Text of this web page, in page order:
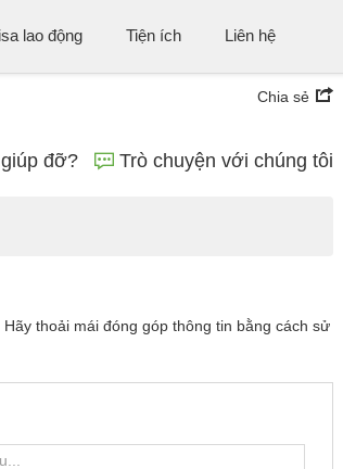
lao động Tiện ích Liên hệ
Chia sẻ
đỡ? Trò chuyện với chúng tôi
thoải mái đóng góp thông tin bằng cách sử